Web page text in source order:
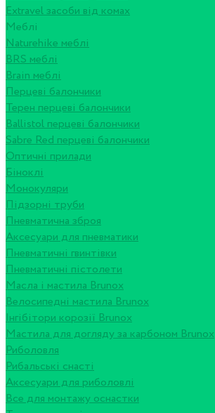
Extravel засоби від комах
Меблі
Naturehike меблі
BRS меблі
Brain меблі
Перцеві балончики
Терен перцеві балончики
Ballistol перцеві балончики
Sabre Red перцеві балончики
Оптичні прилади
Біноклі
Монокуляри
Підзорні труби
Пневматична зброя
Аксесуари для пневматики
Пневматичні гвинтівки
Пневматичні пістолети
Масла і мастила Brunox
Велосипедні мастила Brunox
Інгібітори корозії Brunox
Мастила для догляду за карбоном Brunox
Риболовля
Рибальські снасті
Аксесуари для риболовлі
Все для монтажу оснастки